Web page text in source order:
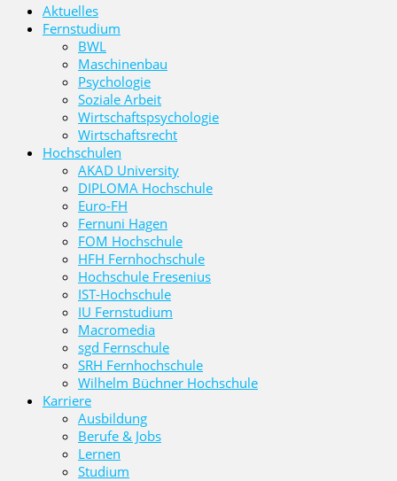
Aktuelles
Fernstudium
BWL
Maschinenbau
Psychologie
Soziale Arbeit
Wirtschaftspsychologie
Wirtschaftsrecht
Hochschulen
AKAD University
DIPLOMA Hochschule
Euro-FH
Fernuni Hagen
FOM Hochschule
HFH Fernhochschule
Hochschule Fresenius
IST-Hochschule
IU Fernstudium
Macromedia
sgd Fernschule
SRH Fernhochschule
Wilhelm Büchner Hochschule
Karriere
Ausbildung
Berufe & Jobs
Lernen
Studium